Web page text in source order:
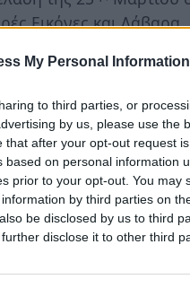
My Personal Information
to third parties, or
by us, please use the
after your opt-out request
on personal information
prior to your opt-out. You may
by third parties on
be disclosed by us to third
disclose it to other third
Εικόνες και Λάβαρα
γεγονότα. Τόσο τα
πολύ καλές
τον τόπο και